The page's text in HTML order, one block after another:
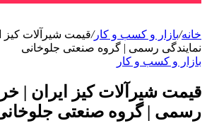
خانه/بازار و کسب و کار/قیمت شیرآلات کیز
نمایندگی رسمی | گروه صنعتی جلوخانی
بازار و کسب و کار
قیمت شیرآلات کیز ایران |
رسمی | گروه صنعتی